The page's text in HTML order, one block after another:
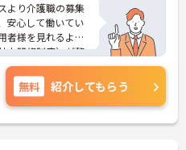
より介護職の募集
安心して働いてい
者様を見れるよう
内研修制度）が整
実した社内研修制
にもビジネスマ
プが目指せる環境
ントなどをお伝え
せください。
無料 紹介してもらう